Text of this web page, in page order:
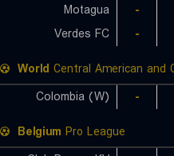
Motagua
-
Verdes FC
-
World Central American and
Colombia (W)
-
Belgium Pro League